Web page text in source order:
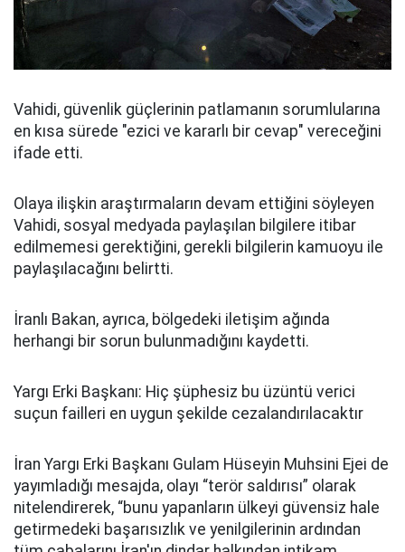
Vahidi, güvenlik güçlerinin patlamanın sorumlularına
en kısa sürede "ezici ve kararlı bir cevap" vereceğini
ifade etti.
Olaya ilişkin araştırmaların devam ettiğini söyleyen
Vahidi, sosyal medyada paylaşılan bilgilere itibar
edilmemesi gerektiğini, gerekli bilgilerin kamuoyu ile
paylaşılacağını belirtti.
İranlı Bakan, ayrıca, bölgedeki iletişim ağında
herhangi bir sorun bulunmadığını kaydetti.
Yargı Erki Başkanı: Hiç şüphesiz bu üzüntü verici
suçun failleri en uygun şekilde cezalandırılacaktır
İran Yargı Erki Başkanı Gulam Hüseyin Muhsini Ejei de
yayımladığı mesajda, olayı “terör saldırısı” olarak
nitelendirerek, “bunu yapanların ülkeyi güvensiz hale
getirmedeki başarısızlık ve yenilgilerinin ardından